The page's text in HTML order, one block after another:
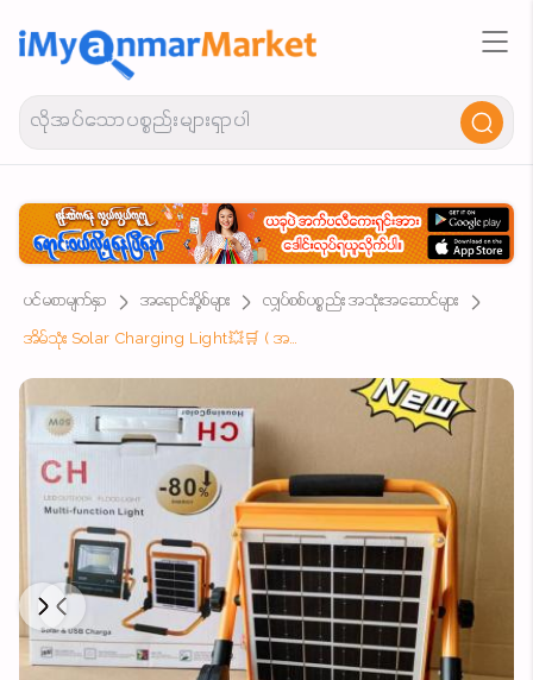
ပင်မစာမျက်နှာ အရောင်းပို့စ်များ
လျှပ်စစ်ပစ္စည်း အသုံးအဆောင်များ
အိမ်သုံး Solar Charging Light💥🛒 ( အကောင်းစား ) 😍😍
Previous
Next